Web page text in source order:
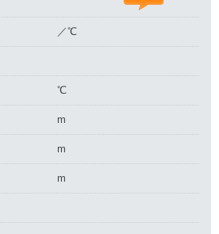
／℃
℃
m
m
m